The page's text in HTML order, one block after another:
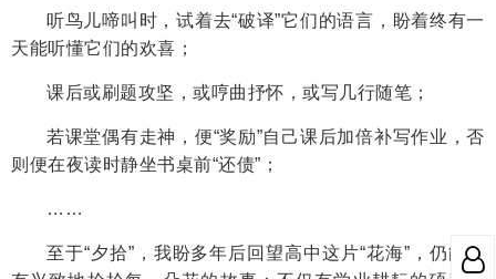
听鸟儿啼叫时，试着去“破译”它们的语言，盼着终有一
天能听懂它们的欢喜；
课后或刷题攻坚，或哼曲抒怀，或写几行随笔；
若课堂偶有走神，便“奖励”自己课后加倍补写作业，否
则便在夜读时静坐书桌前“还债”；
……
至于“夕拾”，我盼多年后回望高中这片“花海”，仍能饶